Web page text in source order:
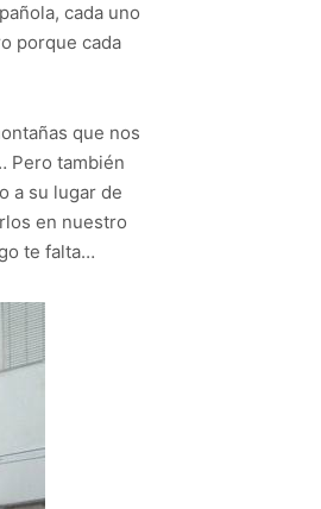
cada uno
porque cada
que nos
Pero también
a su lugar de
en nuestro
te falta…